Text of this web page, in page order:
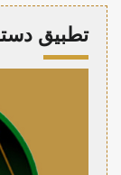
تطبيق